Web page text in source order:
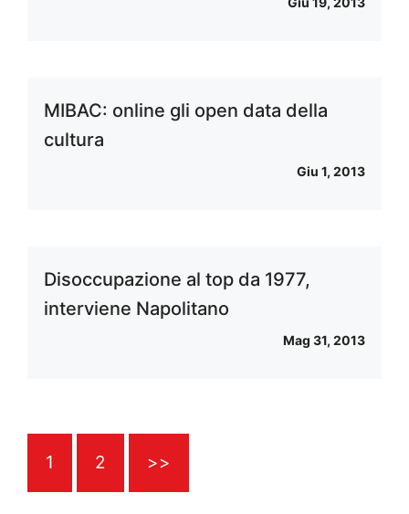
MIBAC: online gli open data della
cultura
Giu 1, 2013
Disoccupazione al top da 1977,
interviene Napolitano
Mag 31, 2013
1 2 >>